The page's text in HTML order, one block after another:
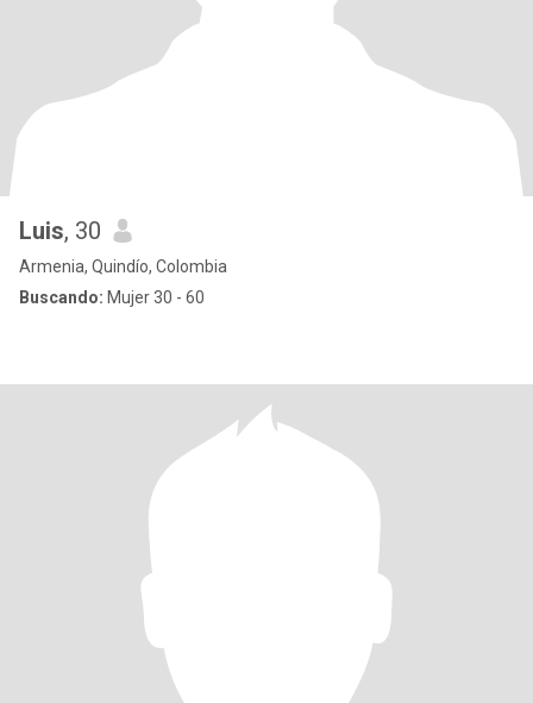
Luis, 30
Armenia, Quindío, Colombia
Buscando: Mujer 30 - 60